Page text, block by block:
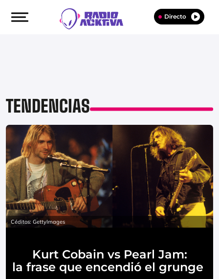
Directo
TENDENCIAS
Céditos: GettyImages
Kurt Cobain vs Pearl Jam:
la frase que encendió el grunge